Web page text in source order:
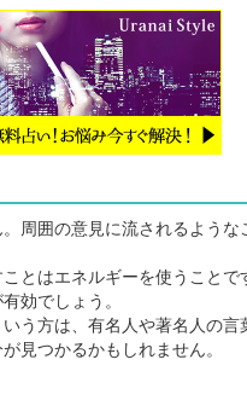
周囲の意見に流されるような
とはエネルギーを使うことで
効でしょう。
方は、有名人や著名人の言
見つかるかもしれません。